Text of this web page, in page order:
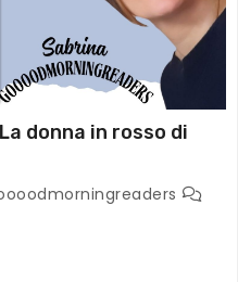
donna in rosso di